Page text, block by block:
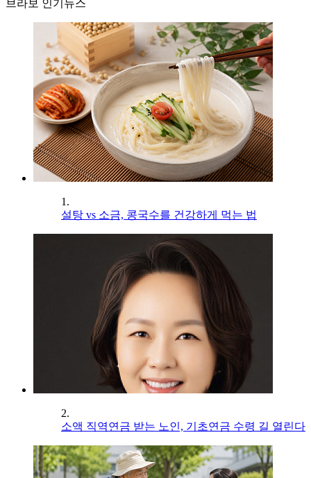
브라보 인기뉴스
1.
설탕 vs 소금, 콩국수를 건강하게 먹는 법
2.
소액 직역연금 받는 노인, 기초연금 수령 길 열린다